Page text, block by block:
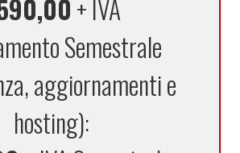
+ IVA
Semestrale
aggiornamenti e
hosting):